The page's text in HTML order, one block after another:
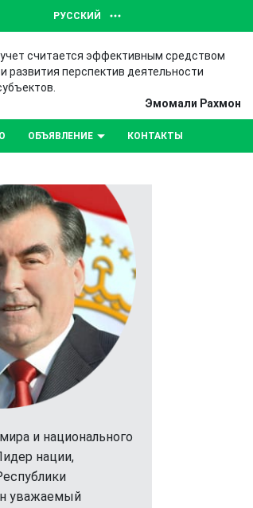
РУССКИЙ
считается эффективным средством
развития перспектив деятельности
Эмомали Рахмон
ОБЪЯВЛЕНИЕ КОНТАКТЫ
и национального
нации,
уважаемый